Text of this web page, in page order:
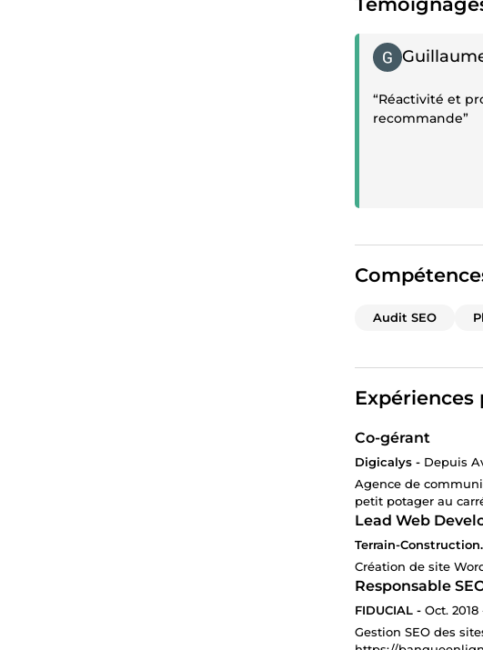
Témoignage
“Réactivité et
recommande”
Audit SEO
Co-gérant
Digicalys - Depuis
Agence de
petit potager au
Lead Web
Terrain-
Création de site
Responsable
FIDUCIAL - Oct. 2018
Gestion SEO des